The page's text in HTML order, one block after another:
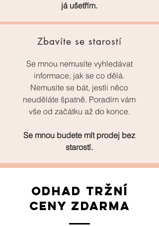
já ušetřím.
Zbavíte se starostí
Se mnou nemusíte vyhledávat
informace, jak se co dělá.
Nemusíte se bát, jestli něco
neuděláte špatně. Poradím vám
vše od začátku až do konce.
Se mnou budete mít prodej bez
starostí.
ODHAD TRŽNÍ
CENY ZDARMA